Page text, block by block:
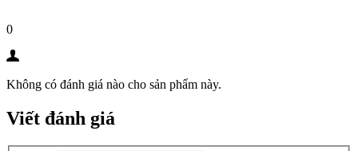
0
Không có đánh giá nào cho sản phẩm này.
Viết đánh giá